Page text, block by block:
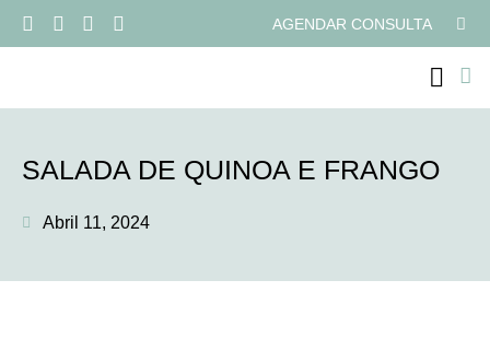
AGENDAR CONSULTA
SALADA DE QUINOA E FRANGO
Abril 11, 2024